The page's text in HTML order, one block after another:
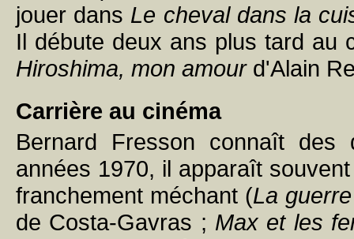
jouer dans Le cheval dans la
Il débute deux ans plus tard au
Hiroshima, mon amourd'Alain
Carrière au cinéma
Bernard Fresson connaît
années 1970, il apparaît
franchement méchant (La
de Costa-Gavras ; Max et les